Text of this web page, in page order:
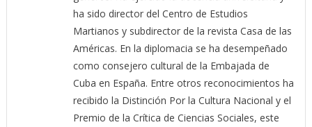
ha sido director del Centro de Estudios
Martianos y subdirector de la revista Casa de las
Américas. En la diplomacia se ha desempeñado
como consejero cultural de la Embajada de
Cuba en España. Entre otros reconocimientos ha
recibido la Distinción Por la Cultura Nacional y el
Premio de la Crítica de Ciencias Sociales, este